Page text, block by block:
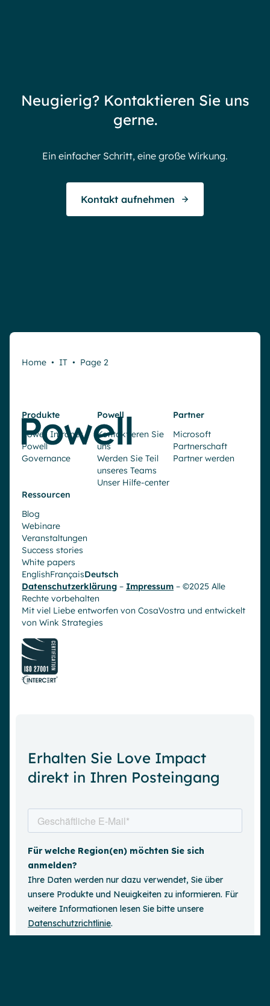
Demo anfordern
Neugierig? Kontaktieren Sie uns
gerne.
Ein einfacher Schritt, eine große Wirkung.
Kontakt aufnehmen
Home • IT • Page 2
Produkte
Powell Intranet
Powell
Governance
Powell
Kontaktieren Sie
uns
Werden Sie Teil
unseres Teams
Unser Hilfe-center
Partner
Microsoft
Partnerschaft
Partner werden
Ressourcen
Blog
Webinare
Veranstaltungen
Success stories
White papers
EnglishFrançaisDeutsch
Datenschutzerklärung – Impressum – ©2025 Alle
Rechte vorbehalten
Mit viel Liebe entworfen von CosaVostra und entwickelt
von Wink Strategies
Erhalten Sie Love Impact
direkt in Ihren Posteingang